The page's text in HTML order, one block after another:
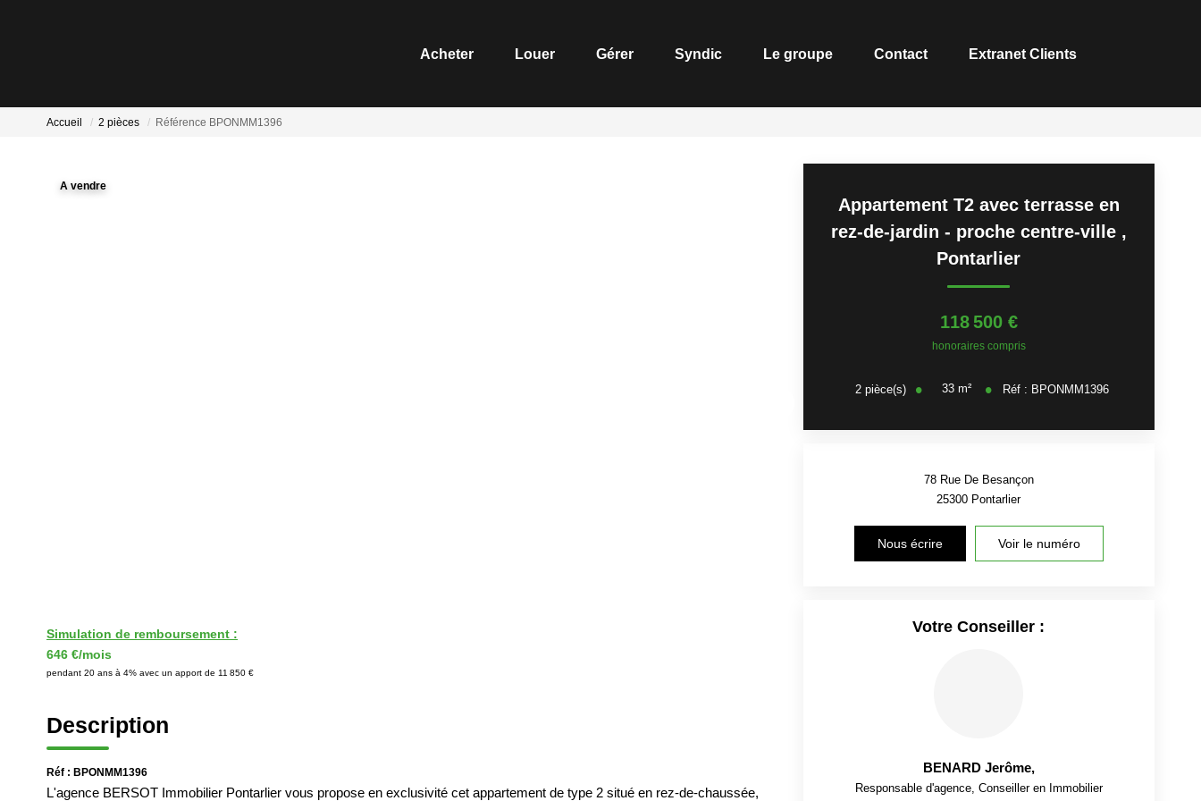
Acheter Louer Gérer Syndic Le groupe Contact Extranet Clients
Accueil 2 pièces Référence BPONMM1396
A vendre
Simulation de remboursement :
646 €/mois
pendant 20 ans à 4% avec un apport de 11 850 €
Description
Réf : BPONMM1396
L'agence BERSOT Immobilier Pontarlier vous propose en exclusivité cet appartement de type 2 situé en rez-de-chaussée,
Appartement T2 avec terrasse en
rez-de-jardin - proche centre-ville ,
Pontarlier
118 500 €
honoraires compris
2pièce(s) 33m² Réf : BPONMM1396
78 Rue De Besançon
25300 Pontarlier
Nous écrire Voir le numéro
Votre Conseiller :
BENARD Jerôme,
Responsable d'agence, Conseiller en Immobilier